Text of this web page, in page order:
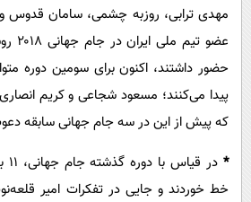
مهدی ترابی، روزبه چشمی، سامان
حضور داشتند، اکنون برای سومین دوره
پیدا می‌کنند؛ مسعود شجاعی و کریم
که پیش از این در سه جام جهانی سابقه
*
خط خوردند و جایی در تفکرات امیر